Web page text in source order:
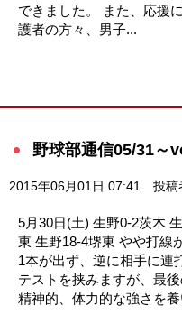
できました。 また、応援
護者の方々、男子...
野球部通信05/31～
2015年06月01日 07:41 投稿
5月30日(土) 生野0-2茨木
東 生野18-4堺東 やや打線
1本が出ず、逆に相手に連
テストを挟みますが、最
精神的、体力的な強さを